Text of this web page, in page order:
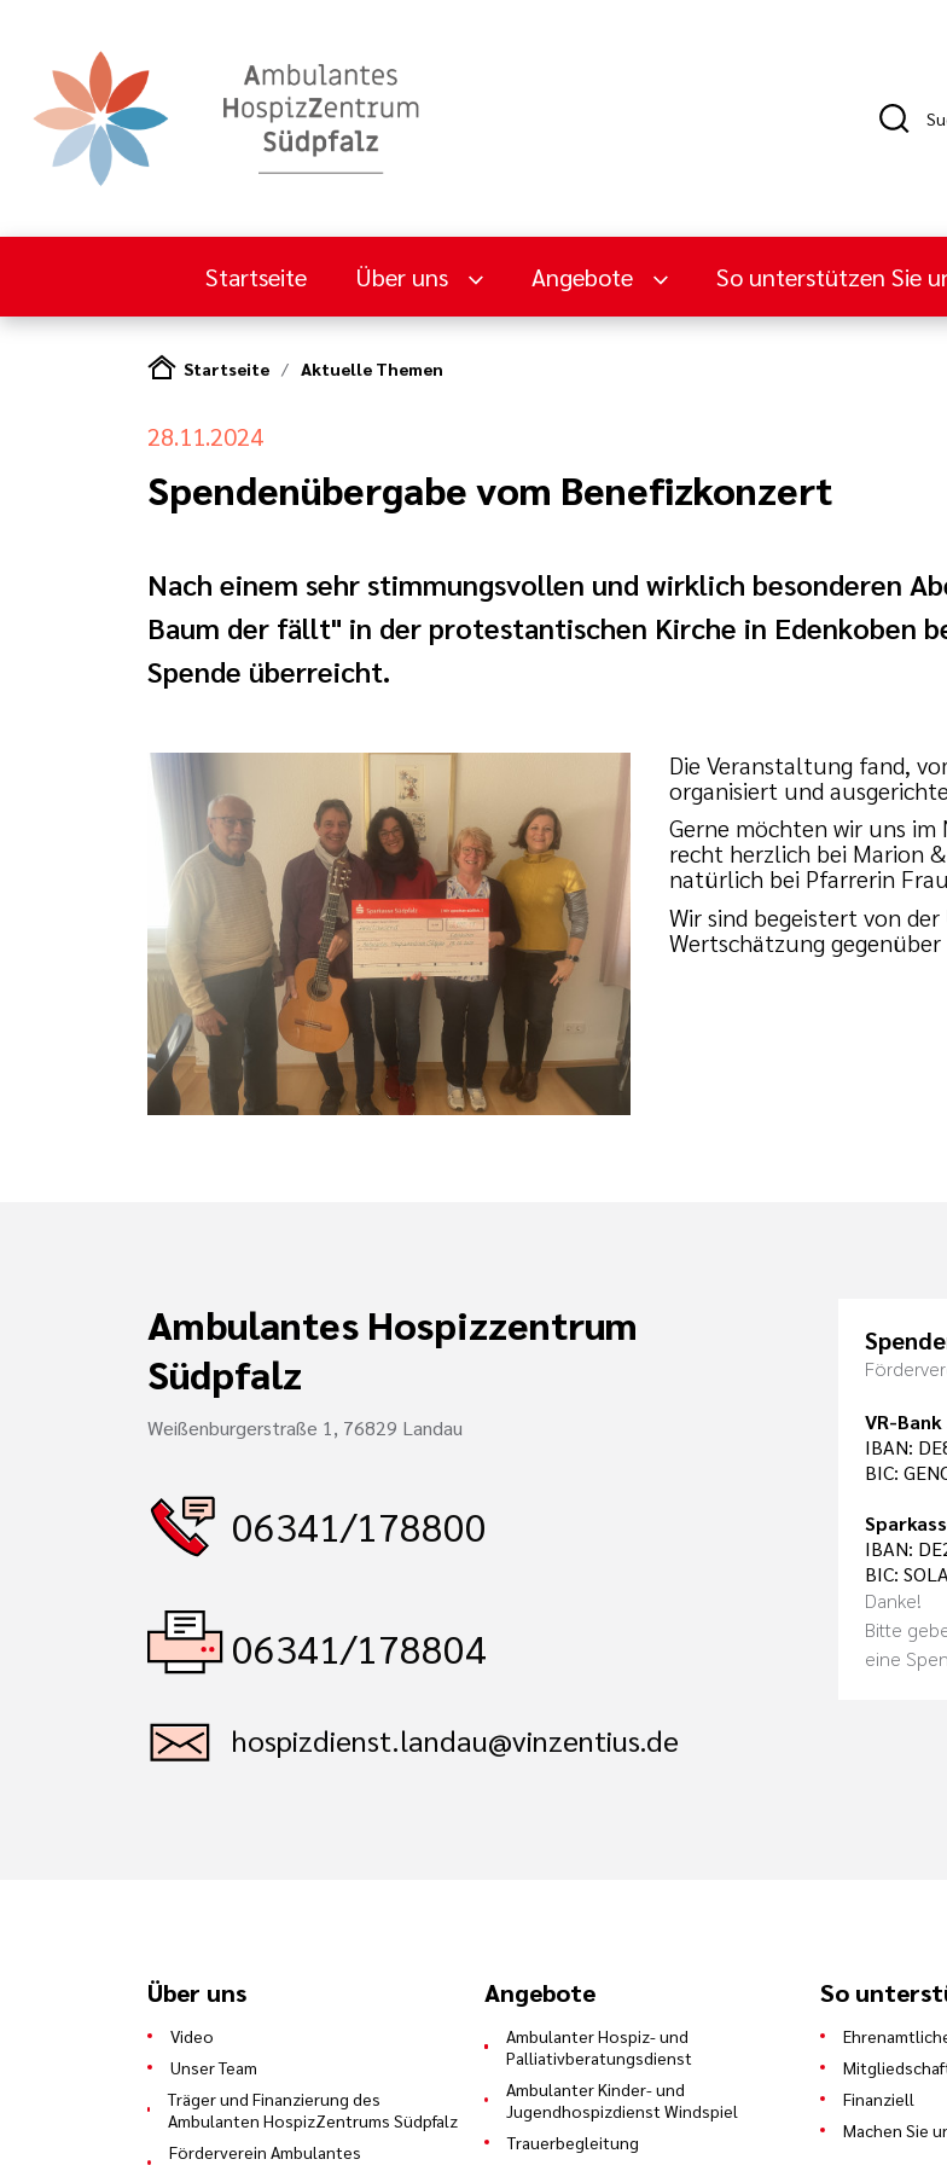
Startseite Über uns Angebote So unterstützen Sie
Startseite Aktuelle Themen
28.11.2024
Spendenübergabe vom Benefizkonzert
Nach einem sehr stimmungsvollen und wirklich besonderen
Baum der fällt" in der protestantischen Kirche in Edenkoben
Spende überreicht.
Die Veranstaltung fand,
organisiert und
Gerne möchten wir uns im
recht herzlich bei Marion
natürlich bei Pfarrerin
Wir sind begeistert von
Wertschätzung
Ambulantes Hospizzentrum
Südpfalz
Weißenburgerstraße 1, 76829 Landau
06341/178800
06341/178804
hospizdienst.landau@vinzentius.de
VR-
IBAN:
BIC:
IBAN:
BIC:
Danke!
Bitte
eine
Über uns
Video
Unser Team
Träger und Finanzierung des
Ambulanten HospizZentrums Südpfalz
Förderverein Ambulantes
Angebote
Ambulanter Hospiz- und
Palliativberatungsdienst
Ambulanter Kinder- und
Jugendhospizdienst Windspiel
Trauerbegleitung
So
Finanziell
Machen Sie